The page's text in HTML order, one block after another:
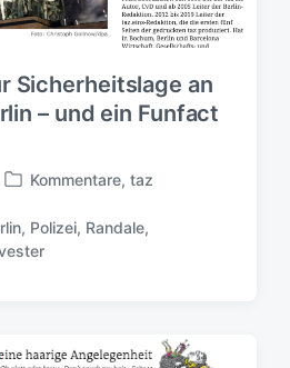
Sicherheitslage an
– und ein Funfact
V
r
ö
n
Kommentare, taz
, Polizei, Randale,